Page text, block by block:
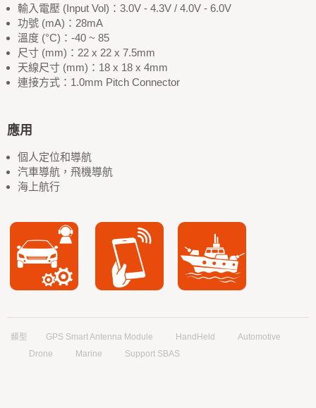
輸入電壓 (Input Vol)：3.0V - 4.3V / 4.0V - 6.0V
功號 (mA)：28mA
溫度 (°C)：-40 ~ 85
尺寸 (mm)：22 x 22 x 7.5mm
天線尺寸 (mm)：18 x 18 x 4mm
連接方式：1.0mm Pitch Connector
應用
個人定位和導航
汽車導航，飛機導航
海上航行
類型 GPS Smart Antenna Module HandHeld
Automotive
Drone
Marine Support SBAS